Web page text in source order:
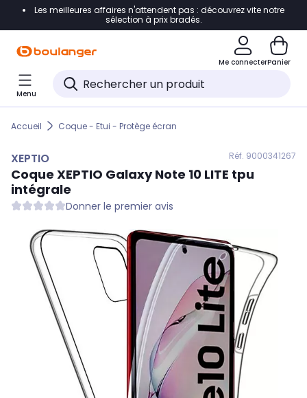
Accéder directement à la navigation
Accéder directement au pied de page
Accéder directement au chatbot
Les meilleures affaires n'attendent pas : découvrez vite notre
sélection à prix bradés.
Me connecterPanier
Menu
Accueil Coque - Etui - Protège écran
XEPTIO Réf. 9000341267
Coque XEPTIO Galaxy Note 10 LITE tpu
intégrale
Donner le premier avis